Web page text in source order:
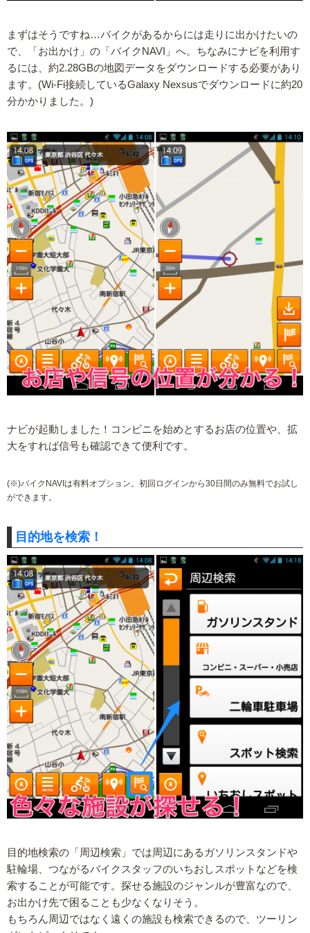
まずはそうですね…バイクがあるからには走りに出かけたいの
で、「お出かけ」の「バイクNAVI」へ。ちなみにナビを利用す
るには、約2.28GBの地図データをダウンロードする必要があり
ます。(Wi-Fi接続しているGalaxy Nexsusでダウンロードに約20
分かかりました。)
ナビが起動しました！コンビニを始めとするお店の位置や、拡
大をすれば信号も確認できて便利です。
(※)バイクNAVIは有料オプション。初回ログインから30日間のみ無料でお試し
ができます。
目的地を検索！
目的地検索の「周辺検索」では周辺にあるガソリンスタンドや
駐輪場、つながるバイクスタッフのいちおしスポットなどを検
索することが可能です。探せる施設のジャンルが豊富なので、
お出かけ先で困ることも少なくなりそう。
もちろん周辺ではなく遠くの施設も検索できるので、ツーリン